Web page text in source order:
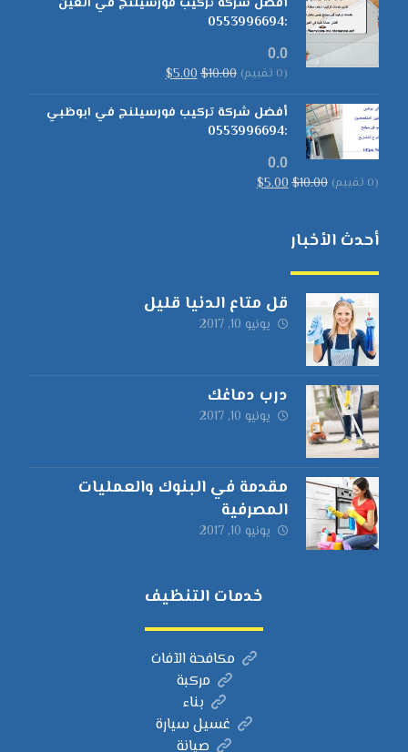
:0553996694
0.0
(0 تقييم) $10.00
$5.00
أفضل شركة تركيب فورسيلنج في ابوظبي
:0553996694
0.0
(0 تقييم) $10.00
$5.00
أحدث الأخبار
قل متاع الدنيا قليل
يونيو 10, 2017
درب دماغك
يونيو 10, 2017
مقدمة في البنوك والعمليات
المصرفية
يونيو 10, 2017
خدمات التنظيف
مكافحة الآفات
مركبة
بناء
غسيل سيارة
صيانة